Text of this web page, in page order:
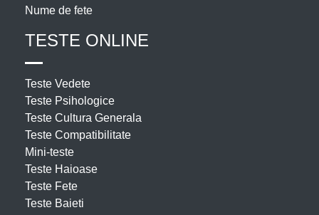
Nume de fete
TESTE ONLINE
Teste Vedete
Teste Psihologice
Teste Cultura Generala
Teste Compatibilitate
Mini-teste
Teste Haioase
Teste Fete
Teste Baieti